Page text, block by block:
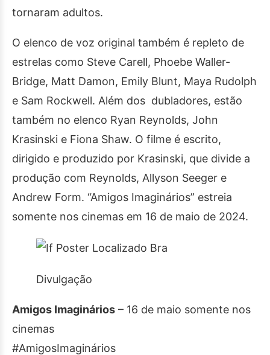
tornaram adultos.
O elenco de voz original também é repleto de
estrelas como Steve Carell, Phoebe Waller-
Bridge, Matt Damon, Emily Blunt, Maya Rudolph
e Sam Rockwell. Além dos dubladores, estão
também no elenco Ryan Reynolds, John
Krasinski e Fiona Shaw. O filme é escrito,
dirigido e produzido por Krasinski, que divide a
produção com Reynolds, Allyson Seeger e
Andrew Form. “Amigos Imaginários” estreia
somente nos cinemas em 16 de maio de 2024.
Divulgação
Amigos Imaginários – 16 de maio somente nos
cinemas
#AmigosImaginários